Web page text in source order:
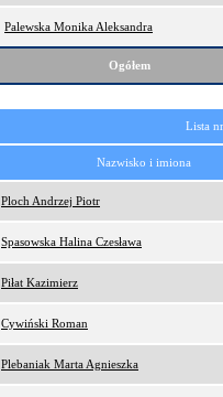
Palewska Monika Aleksandra
Ogółem
Lista
Nazwisko i imiona
Ploch Andrzej Piotr
Spasowska Halina Czesława
Piłat Kazimierz
Cywiński Roman
Plebaniak Marta Agnieszka